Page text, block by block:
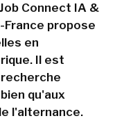
Connect IA &
France propose
en
Il est
qu'aux
l'alternance.